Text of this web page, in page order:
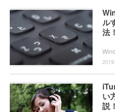
ル
法！
い
説！